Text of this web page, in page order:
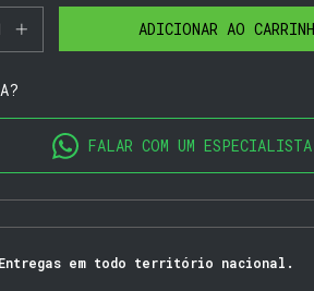
FALAR COM UM ESPECIALISTA
Entregas em todo território nacional.